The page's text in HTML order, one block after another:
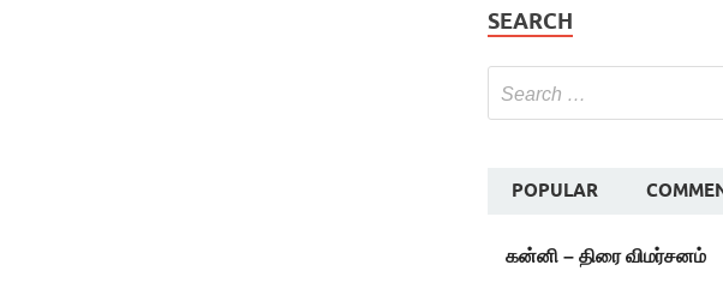
SEARCH
POPULAR
கன்னி – திரை விமர்சனம்